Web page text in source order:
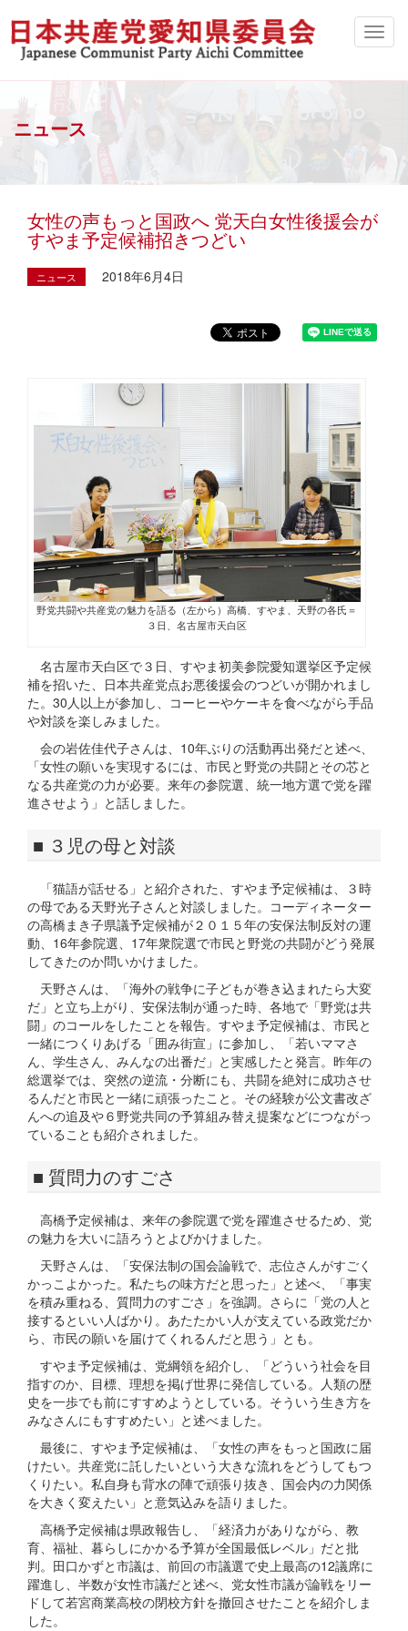
ニュース
女性の声もっと国政へ 党天白女性後援会が
すやま予定候補招きつどい
ニュース 2018年6月4日
野党共闘や共産党の魅力を語る（左から）高橋、すやま、天野の各氏＝
３日、名古屋市天白区
名古屋市天白区で３日、すやま初美参院愛知選挙区予定候
補を招いた、日本共産党点お悪後援会のつどいが開かれまし
た。30人以上が参加し、コーヒーやケーキを食べながら手品
や対談を楽しみました。
会の岩佐佳代子さんは、10年ぶりの活動再出発だと述べ、
「女性の願いを実現するには、市民と野党の共闘とその芯と
なる共産党の力が必要。来年の参院選、統一地方選で党を躍
進させよう」と話しました。
■ ３児の母と対談
「猫語が話せる」と紹介された、すやま予定候補は、３時
の母である天野光子さんと対談しました。コーディネーター
の高橋まき子県議予定候補が２０１５年の安保法制反対の運
動、16年参院選、17年衆院選で市民と野党の共闘がどう発展
してきたのか問いかけました。
天野さんは、「海外の戦争に子どもが巻き込まれたら大変
だ」と立ち上がり、安保法制が通った時、各地で「野党は共
闘」のコールをしたことを報告。すやま予定候補は、市民と
一緒につくりあげる「囲み街宣」に参加し、「若いママさ
ん、学生さん、みんなの出番だ」と実感したと発言。昨年の
総選挙では、突然の逆流・分断にも、共闘を絶対に成功させ
るんだと市民と一緒に頑張ったこと。その経験が公文書改ざ
んへの追及や６野党共同の予算組み替え提案などにつながっ
ていることも紹介されました。
■ 質問力のすごさ
高橋予定候補は、来年の参院選で党を躍進させるため、党
の魅力を大いに語ろうとよびかけました。
天野さんは、「安保法制の国会論戦で、志位さんがすごく
かっこよかった。私たちの味方だと思った」と述べ、「事実
を積み重ねる、質問力のすごさ」を強調。さらに「党の人と
接するといい人ばかり。あたたかい人が支えている政党だか
ら、市民の願いを届けてくれるんだと思う」とも。
すやま予定候補は、党綱領を紹介し、「どういう社会を目
指すのか、目標、理想を掲げ世界に発信している。人類の歴
史を一歩でも前にすすめようとしている。そういう生き方を
みなさんにもすすめたい」と述べました。
最後に、すやま予定候補は、「女性の声をもっと国政に届
けたい。共産党に託したいという大きな流れをどうしてもつ
くりたい。私自身も背水の陣で頑張り抜き、国会内の力関係
を大きく変えたい」と意気込みを語りました。
高橋予定候補は県政報告し、「経済力がありながら、教
育、福祉、暮らしにかかる予算が全国最低レベル」だと批
判。田口かずと市議は、前回の市議選で史上最高の12議席に
躍進し、半数が女性市議だと述べ、党女性市議が論戦をリー
ドして若宮商業高校の閉校方針を撤回させたことを紹介しま
した。